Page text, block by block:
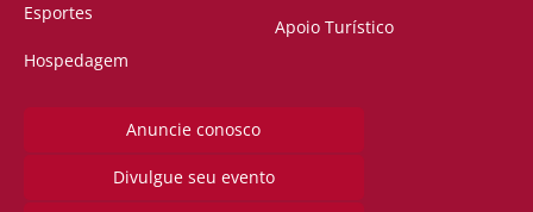
Esportes
Hospedagem
Apoio Turístico
Anuncie conosco
Divulgue seu evento